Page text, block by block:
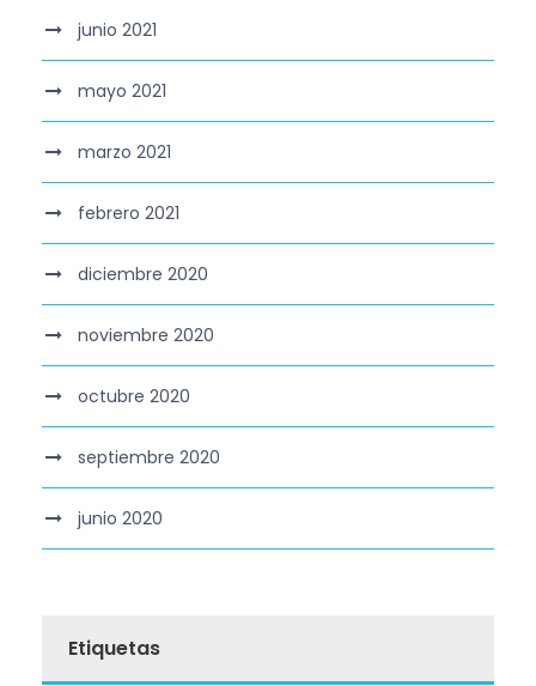
junio 2021
mayo 2021
marzo 2021
febrero 2021
diciembre 2020
noviembre 2020
octubre 2020
septiembre 2020
junio 2020
Etiquetas